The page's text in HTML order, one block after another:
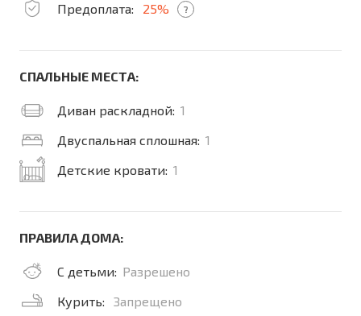
Предоплата:
25% ?
СПАЛЬНЫЕ МЕСТА:
Диван раскладной: 1
Двуспальная сплошная: 1
Детские кровати: 1
ПРАВИЛА ДОМА:
С детьми: Разрешено
Курить:
Запрещено